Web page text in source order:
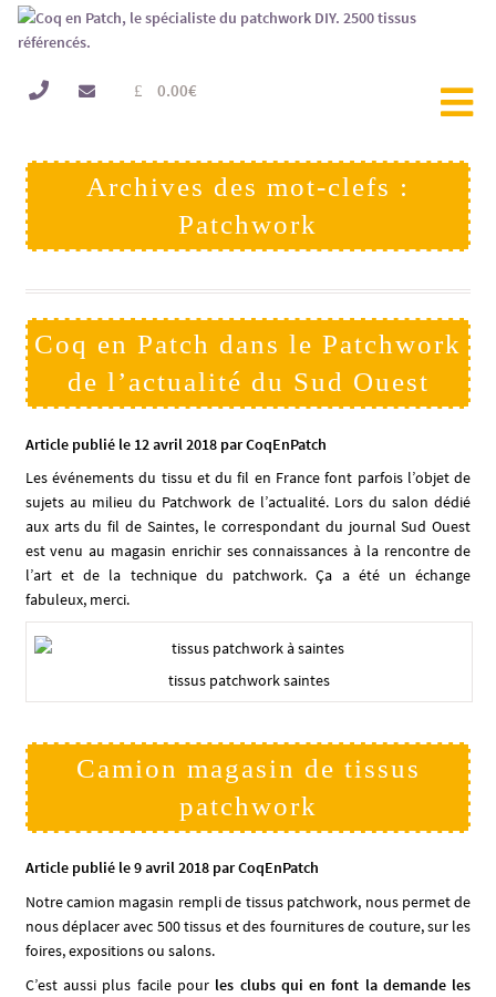
0.00€
Archives des mot-clefs :
Patchwork
Coq en Patch dans le Patchwork
de l’actualité du Sud Ouest
Article publié le 12 avril 2018 par CoqEnPatch
Les événements du tissu et du fil en France font parfois l’objet de
sujets au milieu du Patchwork de l’actualité. Lors du salon dédié
aux arts du fil de Saintes, le correspondant du journal Sud Ouest
est venu au magasin enrichir ses connaissances à la rencontre de
l’art et de la technique du patchwork. Ça a été un échange
fabuleux, merci.
tissus patchwork saintes
Camion magasin de tissus
patchwork
Article publié le 9 avril 2018 par CoqEnPatch
Notre camion magasin rempli de tissus patchwork, nous permet de
nous déplacer avec 500 tissus et des fournitures de couture, sur les
foires, expositions ou salons.
C’est aussi plus facile pour les clubs qui en font la demande les